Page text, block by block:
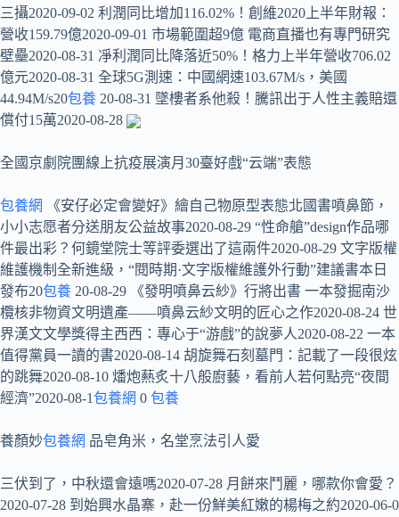
三攝2020-09-02 利潤同比增加116.02%！創維2020上半年財報：
營收159.79億2020-09-01 市場範圍超9億 電商直播也有專門研究
壁壘2020-08-31 凈利潤同比降落近50%！格力上半年營收706.02
億元2020-08-31 全球5G測速：中國網速103.67M/s，美國
44.94M/s20包養 20-08-31 墜樓者系他殺！騰訊出于人性主義賠還
償付15萬2020-08-28
全國京劇院團線上抗疫展演月30臺好戲“云端”表態
包養網
《安仔必定會變好》繪自己物原型表態北國書噴鼻節，
小小志愿者分送朋友公益故事2020-08-29 “性命艙”design作品哪
件最出彩？何鏡堂院士等評委選出了這兩件2020-08-29 文字版權
維護機制全新進級，“閱時期·文字版權維護外行動”建議書本日
發布20包養 20-08-29 《發明噴鼻云紗》行將出書 一本發掘南沙
欖核非物資文明遺產——噴鼻云紗文明的匠心之作2020-08-24 世
界漢文文學獎得主西西：專心于“游戲”的說夢人2020-08-22 一本
值得黨員一讀的書2020-08-14 胡旋舞石刻墓門：記載了一段很炫
的跳舞2020-08-10 燔炮爇炙十八般廚藝，看前人若何點亮“夜間
經濟”2020-08-1包養網 0 包養
養顏妙包養網 品皂角米，名堂烹法引人愛
三伏到了，中秋還會遠嗎2020-07-28 月餅來鬥麗，哪款你會愛？
2020-07-28 到始興水晶寨，赴一份鮮美紅嫩的楊梅之約2020-06-0